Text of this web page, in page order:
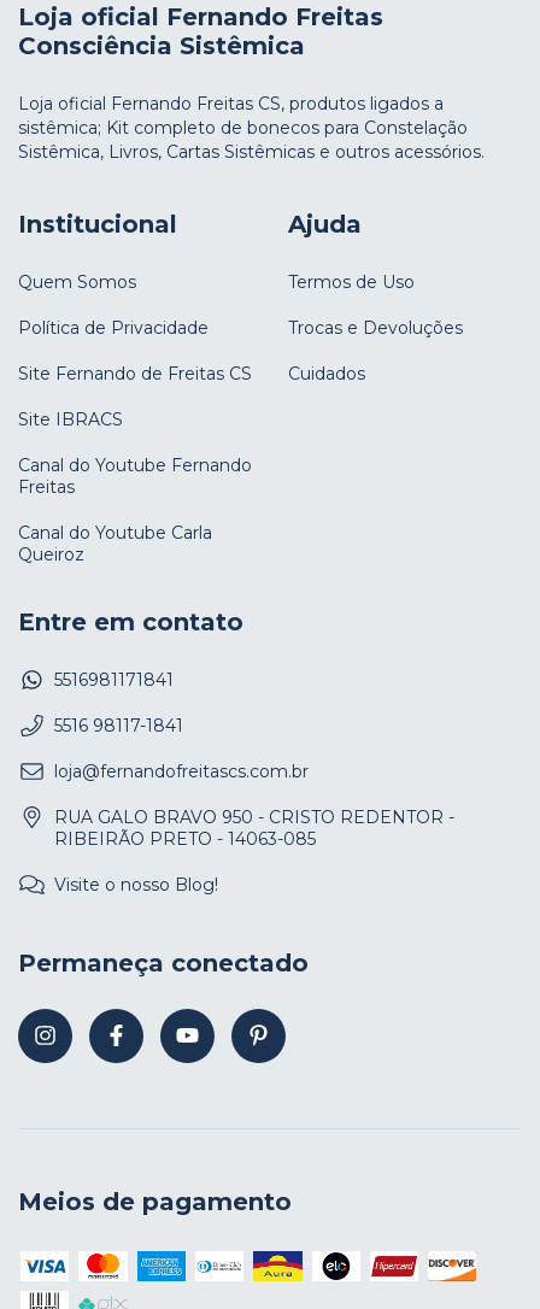
Loja oficial Fernando Freitas
Consciência Sistêmica
Loja oficial Fernando Freitas CS, produtos ligados a
sistêmica; Kit completo de bonecos para Constelação
Sistêmica, Livros, Cartas Sistêmicas e outros acessórios.
Institucional
Quem Somos
Política de Privacidade
Site Fernando de Freitas CS
Site IBRACS
Canal do Youtube Fernando
Freitas
Canal do Youtube Carla
Queiroz
Ajuda
Termos de Uso
Trocas e Devoluções
Cuidados
Entre em contato
5516981171841
5516 98117-1841
loja@fernandofreitascs.com.br
RUA GALO BRAVO 950 - CRISTO REDENTOR -
RIBEIRÃO PRETO - 14063-085
Visite o nosso Blog!
Permaneça conectado
Meios de pagamento